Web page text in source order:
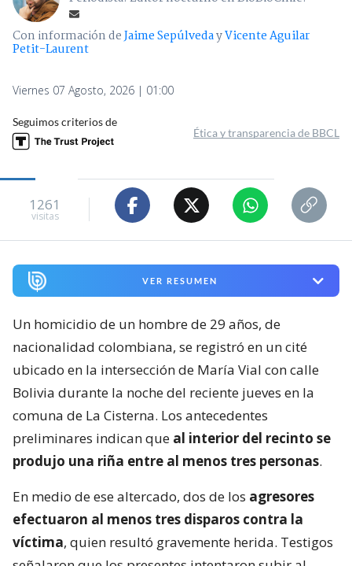
Con información deJaime SepúlvedayVicente Aguilar
Petit-Laurent
Viernes 07 Agosto, 2026 | 01:00
Seguimos criterios de
Ética y transparencia de BBCL
1261
visitas
VER RESUMEN
Un homicidio de un hombre de 29 años, de
nacionalidad colombiana, se registró en un cité
ubicado en la intersección de María Vial con calle
Bolivia durante la noche del reciente jueves en la
comuna de La Cisterna. Los antecedentes
preliminares indican que al interior del recinto se
produjo una riña entre al menos tres personas.
En medio de ese altercado, dos de los agresores
efectuaron al menos tres disparos contra la
víctima, quien resultó gravemente herida. Testigos